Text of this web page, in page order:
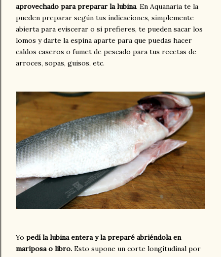
aprovechado para preparar la lubina. En Aquanaria te la
pueden preparar según tus indicaciones, simplemente
abierta para eviscerar o si prefieres, te pueden sacar los
lomos y darte la espina aparte para que puedas hacer
caldos caseros o fumet de pescado para tus recetas de
arroces, sopas, guisos, etc.
Yo pedí la lubina entera y la preparé abriéndola en
mariposa o libro. Esto supone un corte longitudinal por